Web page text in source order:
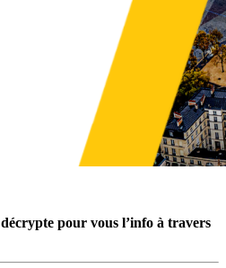
décrypte pour vous l’info à travers